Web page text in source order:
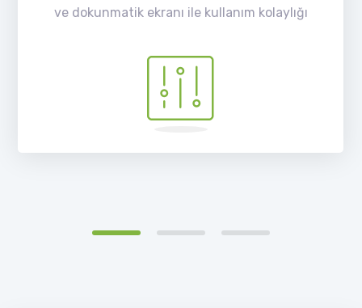
ve dokunmatik ekranı ile kullanım kolaylığı